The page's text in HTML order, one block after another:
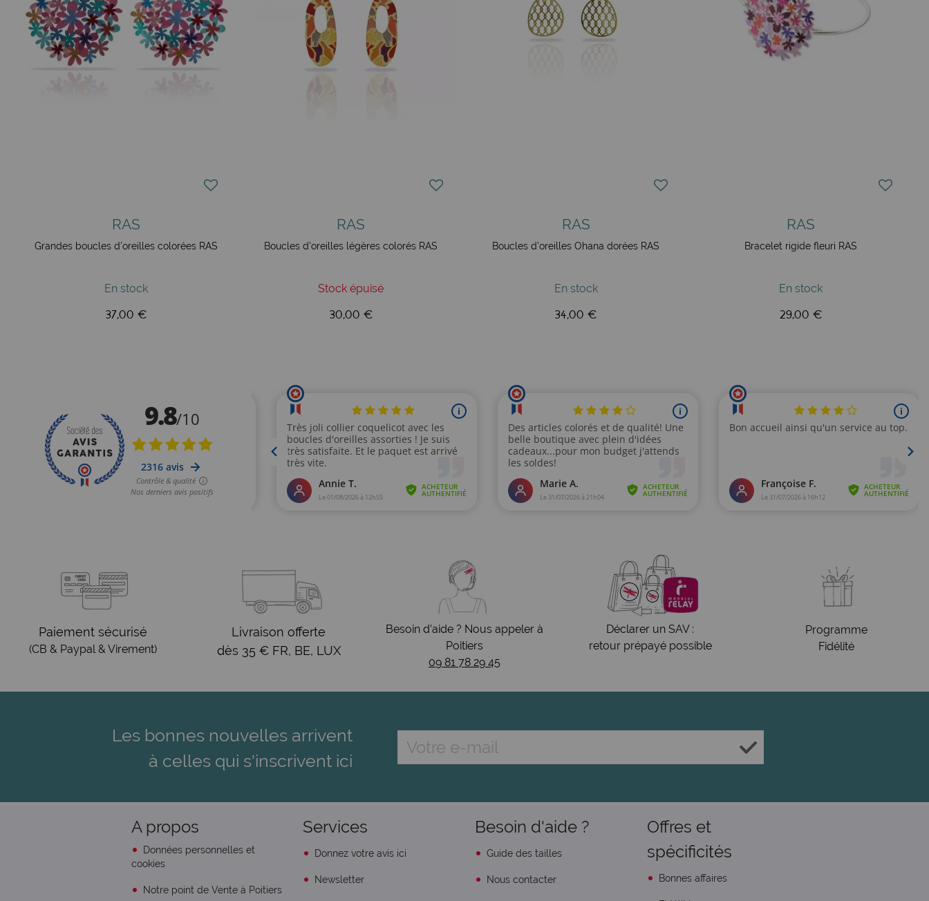
RAS
Grandes boucles d'oreilles colorées RAS
En stock
37,00 €
RAS
Boucles d'oreilles légères colorés RAS
Stock épuisé
30,00 €
RAS
Boucles d'oreilles Ohana dorées RAS
En stock
34,00 €
RAS
Bracelet rigide fleuri RAS
En stock
29,00 €
Paiement sécurisé
(CB & Paypal & Virement)
Livraison offerte
dès 35 € FR, BE, LUX
Besoin d’aide ? Nous appeler à
Poitiers
09 81 78 29 45
Déclarer un SAV :
retour prépayé possible
Programme
Fidélité
Les bonnes nouvelles arrivent
à celles qui s'inscrivent ici
A propos
Données personnelles et
cookies
Notre point de Vente à Poitiers
Services
Donnez votre avis ici
Newsletter
Besoin d'aide ?
Guide des tailles
Nous contacter
Offres et
spécificités
Bonnes affaires